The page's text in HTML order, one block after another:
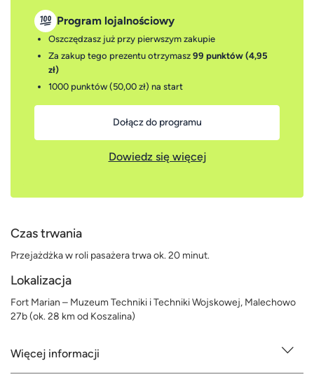
Program lojalnościowy
Oszczędzasz już przy pierwszym zakupie
Za zakup tego prezentu otrzymasz 99 punktów (4,95
zł)
1000 punktów (50,00 zł) na start
Dołącz do programu
Dowiedz się więcej
Czas trwania
Przejażdżka w roli pasażera trwa ok. 20 minut.
Lokalizacja
Fort Marian – Muzeum Techniki i Techniki Wojskowej, Malechowo
27b (ok. 28 km od Koszalina)
Więcej informacji